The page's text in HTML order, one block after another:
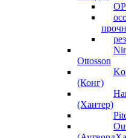
Ottosson
(Конг)
(Хантер)